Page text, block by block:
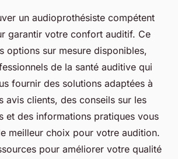
à montreuil :
auditives sur
•7 min de lecture
un audioprothésiste compétent
garantir votre confort auditif. Ce
options sur mesure disponibles,
de la santé auditive qui
fournir des solutions adaptées à
avis clients, des conseils sur les
et des informations pratiques vous
meilleur choix pour votre audition.
pour améliorer votre qualité